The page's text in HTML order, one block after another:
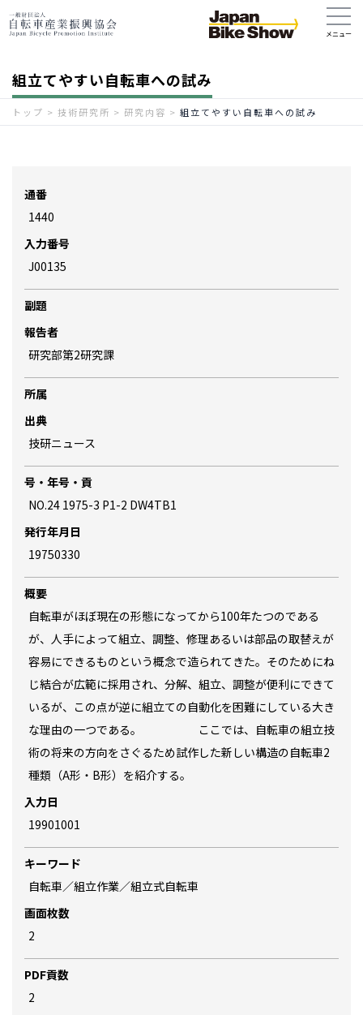
組立てやすい自転車への試み
トップ > 技術研究所 > 研究内容 > 組立てやすい自転車への試み
通番
1440
入力番号
J00135
副題
報告者
研究部第2研究課
所属
出典
技研ニュース
号・年号・貢
NO.24 1975-3 P1-2 DW4TB1
発行年月日
19750330
概要
自転車がほぼ現在の形態になってから100年たつのである
が、人手によって組立、調整、修理あるいは部品の取替えが
容易にできるものという概念で造られてきた。そのためにね
じ結合が広範に採用され、分解、組立、調整が便利にできて
いるが、この点が逆に組立ての自動化を困難にしている大き
な理由の一つである。 ここでは、自転車の組立技
術の将来の方向をさぐるため試作した新しい構造の自転車2
種類（A形・B形）を紹介する。
入力日
19901001
キーワード
自転車／組立作業／組立式自転車
画面枚数
2
PDF貢数
2